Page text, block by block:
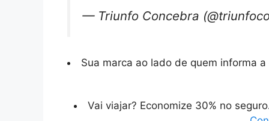
— Triunfo Concebra
Sua marca ao lado de quem informa
Vai viajar? Economize 30% no